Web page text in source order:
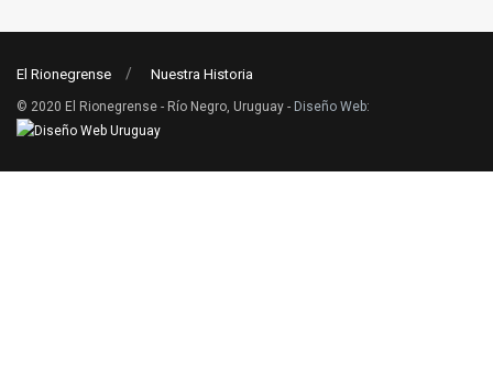
El Rionegrense Nuestra Historia
© 2020 El Rionegrense - Río Negro, Uruguay - Diseño Web: